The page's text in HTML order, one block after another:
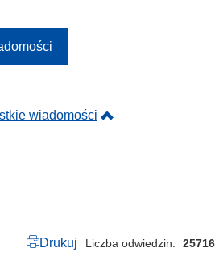
wiadomości
Drukuj Liczba odwiedzin 25716